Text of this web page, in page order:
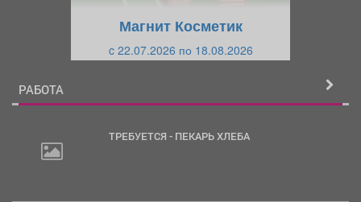
Магнит Косметик
c 22.07.2026 по 18.08.2026
РАБОТА
ТРЕБУЕТСЯ - ПЕКАРЬ ХЛЕБА